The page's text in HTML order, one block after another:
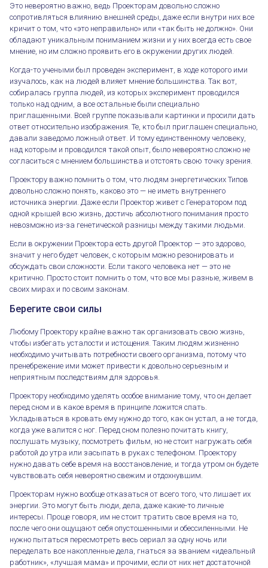
Это невероятно важно, ведь Проекторам довольно сложно
сопротивляться влиянию внешней среды, даже если внутри них все
кричит о том, что «это неправильно» или «так быть не должно». Они
обладают уникальным пониманием жизни и у них всегда есть свое
мнение, но им сложно проявить его в окружении других людей.
Когда-то учеными был проведен эксперимент, в ходе которого ими
изучалось, как на людей влияет мнение большинства. Так вот,
собиралась группа людей, из которых эксперимент проводился
только над одним, а все остальные были специально
приглашенными. Всей группе показывали картинки и просили дать
ответ относительно изображения. Те, кто был приглашен специально,
давали заведомо ложный ответ. И тому единственному человеку,
над которым и проводился такой опыт, было невероятно сложно не
согласиться с мнением большинства и отстоять свою точку зрения.
Проектору важно помнить о том, что людям энергетических Типов
довольно сложно понять, каково это — не иметь внутреннего
источника энергии. Даже если Проектор живет с Генератором под
одной крышей всю жизнь, достичь абсолютного понимания просто
невозможно из-за генетической разницы между такими людьми.
Если в окружении Проектора есть другой Проектор — это здорово,
значит у него будет человек, с которым можно резонировать и
обсуждать свои сложности. Если такого человека нет — это не
критично. Просто стоит помнить о том, что все мы разные, живем в
своих мирах и по своим законам.
Берегите свои силы
Любому Проектору крайне важно так организовать свою жизнь,
чтобы избегать усталости и истощения. Таким людям жизненно
необходимо учитывать потребности своего организма, потому что
пренебрежение ими может привести к довольно серьезным и
неприятным последствиям для здоровья.
Проектору необходимо уделять особое внимание тому, что он делает
перед сном и в какое время в принципе ложится спать.
Укладываться в кровать ему нужно до того, как он устал, а не тогда,
когда уже валится с ног. Перед сном полезно почитать книгу,
послушать музыку, посмотреть фильм, но не стоит нагружать себя
работой до утра или засыпать в руках с телефоном. Проектору
нужно давать себе время на восстановление, и тогда утром он будете
чувствовать себя невероятно свежим и отдохнувшим.
Проекторам нужно вообще отказаться от всего того, что лишает их
энергии. Это могут быть люди, дела, даже какие-то личные
интересы. Проще говоря, им не стоит тратить свое время на то,
после чего они ощущают себя опустошенными и обессиленными. Не
нужно пытаться пересмотреть весь сериал за одну ночь или
переделать все накопленные дела, гнаться за званием «идеальный
работник», «лучшая мама» и прочими, если от них нет достаточной